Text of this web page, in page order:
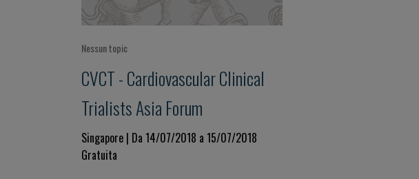
Nessun topic
CVCT - Cardiovascular Clinical
Trialists Asia Forum
Singapore | Da 14/07/2018 a 15/07/2018
Gratuita